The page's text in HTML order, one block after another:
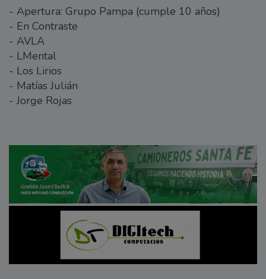
- Apertura: Grupo Pampa (cumple 10 años)
- En Contraste
- AVLA
- LMental
- Los Lirios
- Matías Julián
- Jorge Rojas